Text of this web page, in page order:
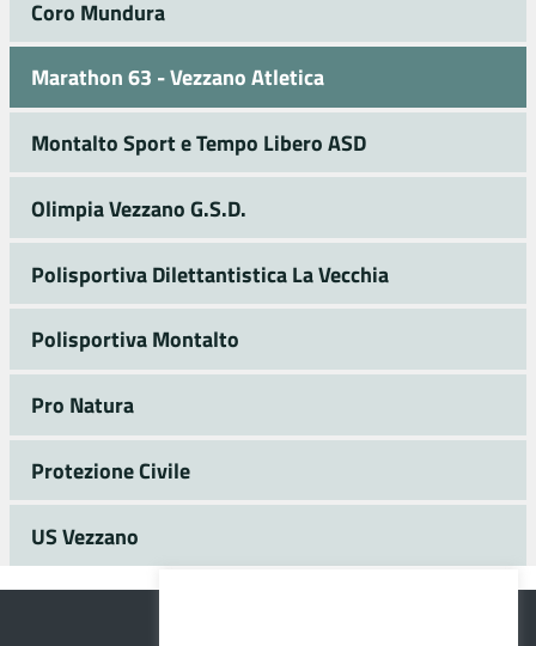
Coro Mundura
Marathon 63 - Vezzano Atletica
Montalto Sport e Tempo Libero ASD
Olimpia Vezzano G.S.D.
Polisportiva Dilettantistica La Vecchia
Polisportiva Montalto
Pro Natura
Protezione Civile
US Vezzano